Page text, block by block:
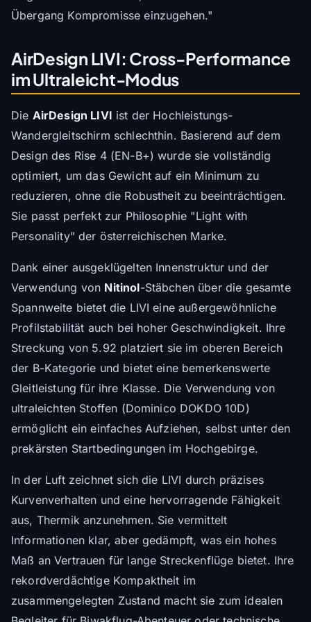
Übergang Kompromisse einzugehen."
AirDesign LIVI: Cross-Performance
im Ultraleicht-Modus
Die AirDesign LIVI ist der Hochleistungs-
Wandergleitschirm schlechthin. Basierend auf dem
Design des Rise 4 (EN-B+) wurde sie vollständig
optimiert, um das Gewicht auf ein Minimum zu
reduzieren, ohne die Robustheit zu beeinträchtigen.
Sie passt perfekt zur Philosophie "Light with
Personality" der österreichischen Marke.
Dank einer ausgeklügelten Innenstruktur und der
Verwendung von Nitinol-Stäbchen über die gesamte
Spannweite bietet die LIVI eine außergewöhnliche
Profilstabilität auch bei hoher Geschwindigkeit. Ihre
Streckung von 5.92 platziert sie im oberen Bereich
der B-Kategorie und bietet eine bemerkenswerte
Gleitleistung für ihre Klasse. Die Verwendung von
ultraleichten Stoffen (Dominico DOKDO 10D)
ermöglicht ein einfaches Aufziehen, selbst unter den
prekärsten Startbedingungen im Hochgebirge.
In der Luft zeichnet sich die LIVI durch präzises
Kurvenverhalten und eine hervorragende Fähigkeit
aus, Thermik anzunehmen. Sie vermittelt
Informationen klar, aber gedämpft, was ein hohes
Maß an Vertrauen für lange Streckenflüge bietet. Ihre
rekordverdächtige Kompaktheit im
zusammengelegten Zustand macht sie zum idealen